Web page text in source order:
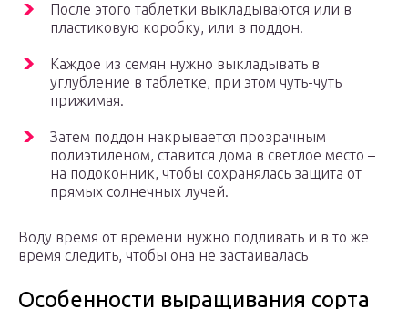
После этого таблетки выкладываются или в
пластиковую коробку, или в поддон.
Каждое из семян нужно выкладывать в
углубление в таблетке, при этом чуть-чуть
прижимая.
Затем поддон накрывается прозрачным
полиэтиленом, ставится дома в светлое место –
на подоконник, чтобы сохранялась защита от
прямых солнечных лучей.
Воду время от времени нужно подливать и в то же
время следить, чтобы она не застаивалась
Особенности выращивания сорта